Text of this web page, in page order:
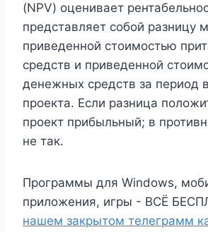
(NPV) оценивает
представляет собой разницу
приведенной стоимостью
средств и приведенной
денежных средств за период
проекта. Если разница
проект прибыльный; в
не так.
Программы для Windows,
приложения, игры - ВСЁ
нашем закрытом телеграмм